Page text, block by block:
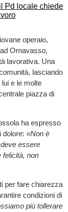
operaio,
Ornavasso,
lavorativa. Una
lasciando
e le molte
piazza di
ha espresso
dolore: «Non è
essere
felicità, non
per fare chiarezza
condizioni di
più tollerare